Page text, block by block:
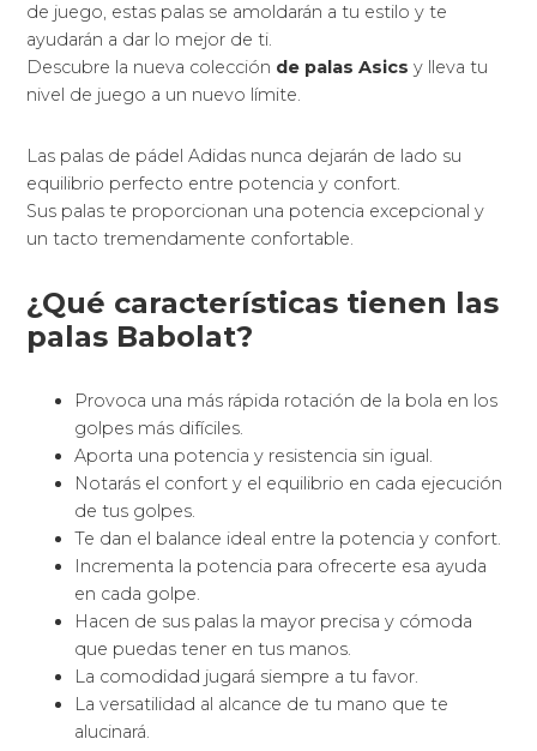
de juego, estas palas se amoldarán a tu estilo y te
ayudarán a dar lo mejor de ti.
Descubre la nueva colección de palas Asics y lleva tu
nivel de juego a un nuevo límite.
Las palas de pádel Adidas nunca dejarán de lado su
equilibrio perfecto entre potencia y confort.
Sus palas te proporcionan una potencia excepcional y
un tacto tremendamente confortable.
¿Qué características tienen las
palas Babolat?
Provoca una más rápida rotación de la bola en los
golpes más difíciles.
Aporta una potencia y resistencia sin igual.
Notarás el confort y el equilibrio en cada ejecución
de tus golpes.
Te dan el balance ideal entre la potencia y confort.
Incrementa la potencia para ofrecerte esa ayuda
en cada golpe.
Hacen de sus palas la mayor precisa y cómoda
que puedas tener en tus manos.
La comodidad jugará siempre a tu favor.
La versatilidad al alcance de tu mano que te
alucinará.